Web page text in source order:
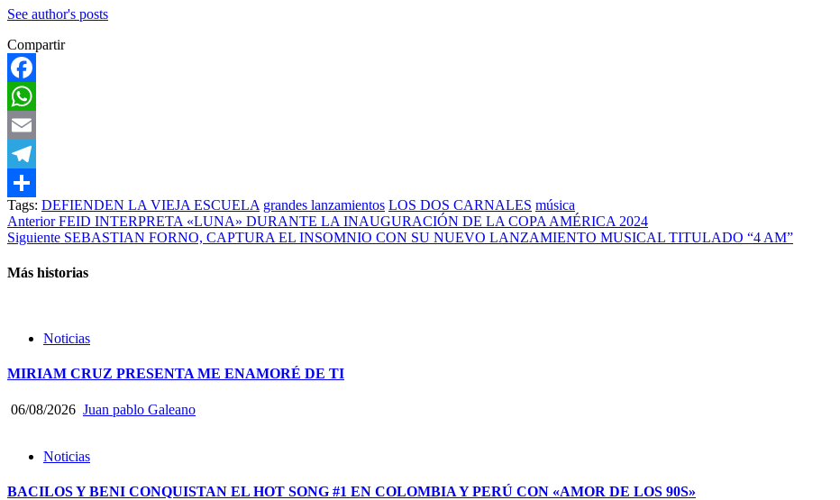
See author's posts
Compartir
Facebook
WhatsApp
Email
Telegram
Compartir
Tags: DEFIENDEN LA VIEJA ESCUELA grandes lanzamientos LOS DOS CARNALES música
Post
navigation
AnteriorFEID INTERPRETA «LUNA» DURANTE LA INAUGURACIÓN DE LA COPA AMÉRICA 2024
Siguiente SEBASTIAN FORNO, CAPTURA EL INSOMNIO CON SU NUEVO LANZAMIENTO MUSICAL TITULADO “4 AM”
Más historias
Noticias
MIRIAM CRUZ PRESENTA ME ENAMORÉ DE TI
06/08/2026 Juan pablo Galeano
Noticias
BACILOS Y BENI CONQUISTAN EL HOT SONG #1 EN COLOMBIA Y PERÚ CON «AMOR DE LOS 90S»